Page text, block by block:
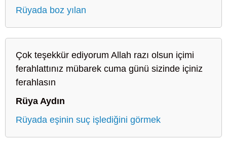
Rüyada boz yılan
Çok teşekkür ediyorum Allah razı olsun içimi
ferahlattınız mübarek cuma günü sizinde içiniz
ferahlasın
Rüya Aydın
Rüyada eşinin suç işlediğini görmek